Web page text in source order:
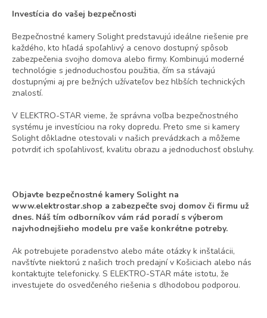
Investícia do vašej bezpečnosti
Bezpečnostné kamery Solight predstavujú ideálne riešenie pre
každého, kto hľadá spoľahlivý a cenovo dostupný spôsob
zabezpečenia svojho domova alebo firmy. Kombinujú moderné
technológie s jednoduchosťou použitia, čím sa stávajú
dostupnými aj pre bežných užívateľov bez hlbších technických
znalostí.
V ELEKTRO-STAR vieme, že správna voľba bezpečnostného
systému je investíciou na roky dopredu. Preto sme si kamery
Solight dôkladne otestovali v našich prevádzkach a môžeme
potvrdiť ich spoľahlivosť, kvalitu obrazu a jednoduchosť obsluhy.
Objavte bezpečnostné kamery Solight na
www.elektrostar.shop a zabezpečte svoj domov či firmu už
dnes. Náš tím odborníkov vám rád poradí s výberom
najvhodnejšieho modelu pre vaše konkrétne potreby.
Ak potrebujete poradenstvo alebo máte otázky k inštalácii,
navštívte niektorú z našich troch predajní v Košiciach alebo nás
kontaktujte telefonicky. S ELEKTRO-STAR máte istotu, že
investujete do osvedčeného riešenia s dlhodobou podporou.